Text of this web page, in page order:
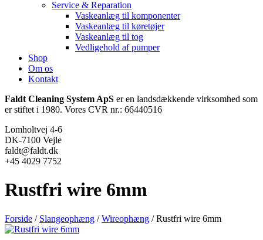
Service & Reparation
Vaskeanlæg til komponenter
Vaskeanlæg til køretøjer
Vaskeanlæg til tog
Vedligehold af pumper
Shop
Om os
Kontakt
Faldt Cleaning System ApS er en landsdækkende virksomhed som
er stiftet i 1980. Vores CVR nr.: 66440516
Lomholtvej 4-6
DK-7100 Vejle
faldt@faldt.dk
+45 4029 7752
Rustfri wire 6mm
Forside / Slangeophæng /Wireophæng / Rustfri wire 6mm